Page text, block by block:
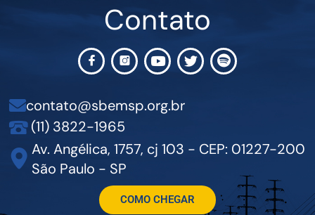
Contato
contato@sbemsp.org.br
(11) 3822-1965
Av. Angélica, 1757, cj 103 - CEP: 01227-200
São Paulo - SP
COMO CHEGAR